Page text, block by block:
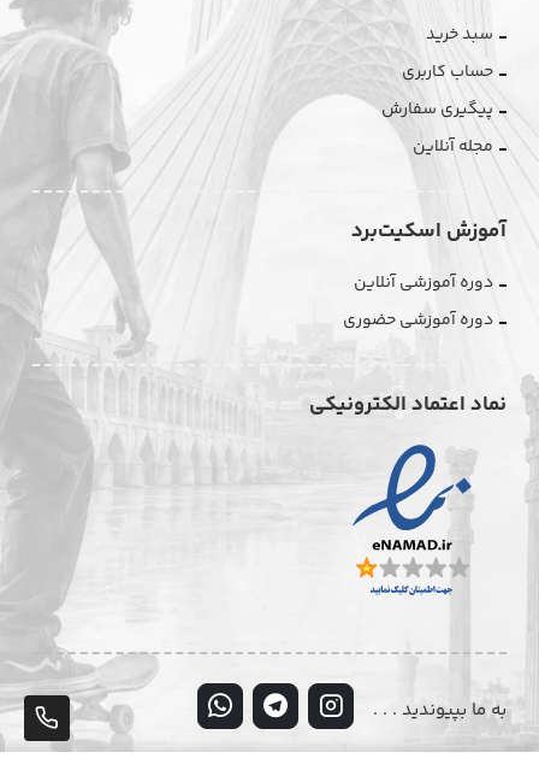
سبد خرید
حساب کاربری
پیگیری سفارش
مجله آنلاین
آموزش اسکیت‌برد
دوره آموزشی آنلاین
دوره آموزشی حضوری
نماد اعتماد الکترونیکی
به ما بپیوندید . . .